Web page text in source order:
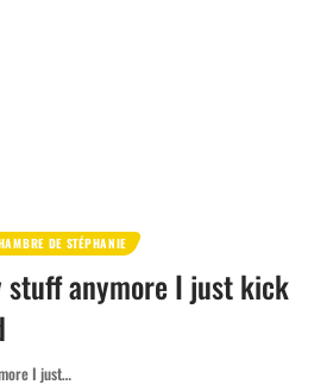
DE STÉPHANIE
stuff anymore I just kick
I just…